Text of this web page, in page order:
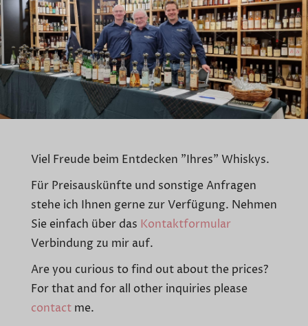
Viel Freude beim Entdecken "Ihres" Whiskys.
Für Preisauskünfte und sonstige Anfragen
stehe ich Ihnen gerne zur Verfügung. Nehmen
Sie einfach über das Kontaktformular
Verbindung zu mir auf.
Are you curious to find out about the prices?
For that and for all other inquiries please
contactme.